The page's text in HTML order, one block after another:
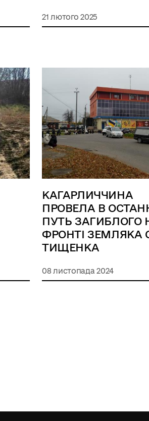
21 лютого 2025
КАГАРЛИЧЧИНА
ПРОВЕЛА В
ПУТЬ ЗАГИБЛОГО
ФРОНТІ ЗЕМЛЯКА
ТИЩЕНКА
08 листопада 2024